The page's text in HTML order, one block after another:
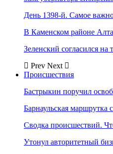
День 1398-й. Самое
В Каменском районе
Зеленский согласился
Prev Next
Происшествия
Бастрыкин поручил
Барнаульская маршрутка
Сводка происшествий.
Утонул авторитетный